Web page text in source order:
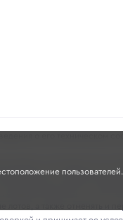
о его техническом
данных, поскольку они
средства перед
предусмотренном ст. 435-
а также отменять и